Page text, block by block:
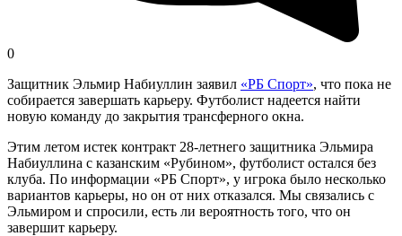
0
Защитник Эльмир Набиуллин заявил «РБ Спорт», что пока не
собирается завершать карьеру. Футболист надеется найти
новую команду до закрытия трансферного окна.
Этим летом истек контракт 28-летнего защитника Эльмира
Набиуллина с казанским «Рубином», футболист остался без
клуба. По информации «РБ Спорт», у игрока было несколько
вариантов карьеры, но он от них отказался. Мы связались с
Эльмиром и спросили, есть ли вероятность того, что он
завершит карьеру.